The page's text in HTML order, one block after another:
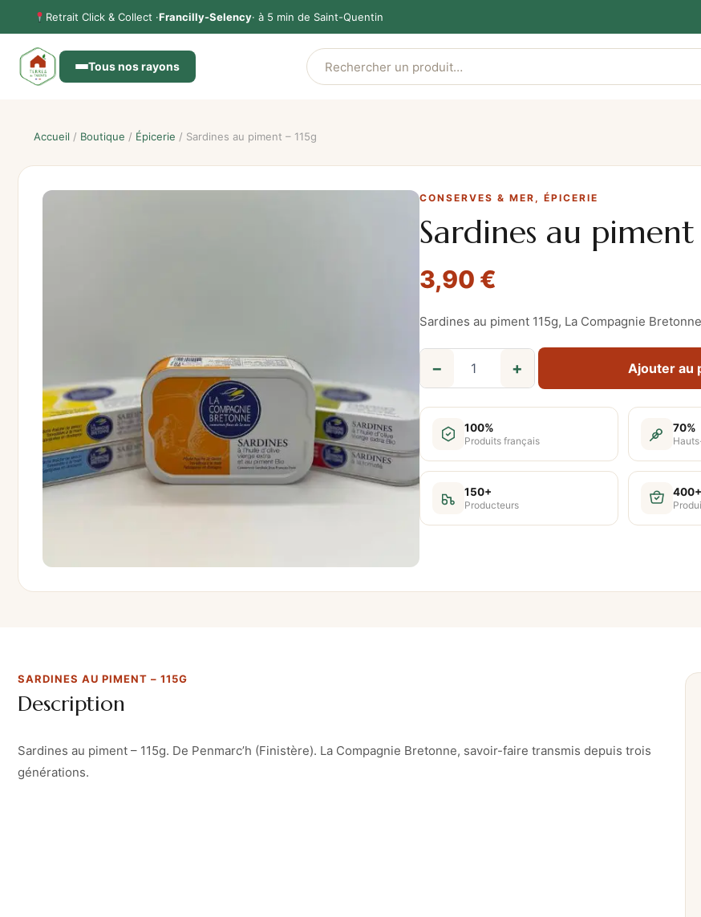
au
contenu
Retrait Click & Collect ·Francilly-Selency· à 5 min de Saint-Quentin
Tous nos rayons
Accueil / Boutique / Épicerie / Sardines au piment – 115g
CONSERVES & MER , ÉPICERIE
Sardines au piment
3,90 €
Sardines au piment 115g, La Compagnie
a
t
i
é
S
s
− + Ajouter au
100%
Produits français
70%
150+
Producteurs
400+
SARDINES AU PIMENT – 115G
Description
Sardines au piment – 115g. De Penmarc’h (Finistère). La Compagnie Bretonne, savoir-faire transmis depuis trois
générations.